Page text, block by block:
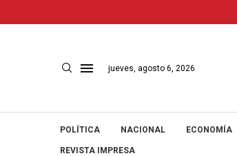
jueves, agosto 6, 2026
POLÍTICA NACIONAL ECONOMÍA
REVISTA IMPRESA